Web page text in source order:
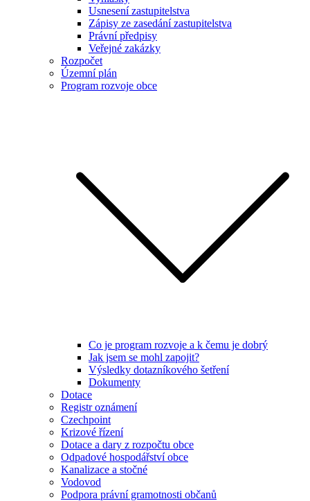
Usnesení zastupitelstva
Zápisy ze zasedání zastupitelstva
Právní předpisy
Veřejné zakázky
Rozpočet
Územní plán
Program rozvoje obce
Co je program rozvoje a k čemu je dobrý
Jak jsem se mohl zapojit?
Výsledky dotazníkového šetření
Dokumenty
Dotace
Registr oznámení
Czechpoint
Krizové řízení
Dotace a dary z rozpočtu obce
Odpadové hospodářství obce
Kanalizace a stočné
Vodovod
Podpora právní gramotnosti občanů